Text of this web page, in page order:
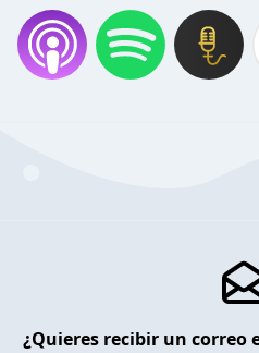
¿Quieres recibir un correo